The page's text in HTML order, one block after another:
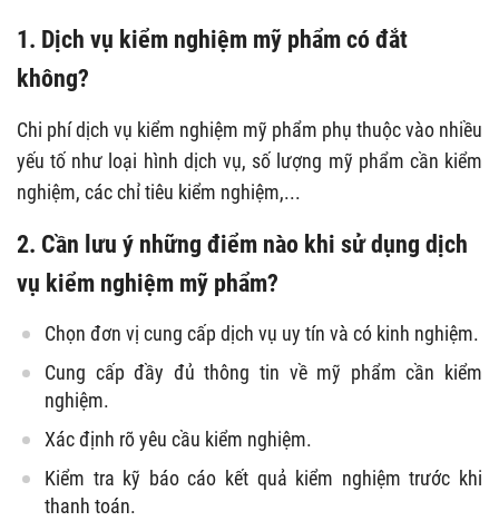
1. Dịch vụ kiểm nghiệm mỹ phẩm có đắt
không?
Chi phí dịch vụ kiểm nghiệm mỹ phẩm phụ thuộc vào nhiều
yếu tố như loại hình dịch vụ, số lượng mỹ phẩm cần kiểm
nghiệm, các chỉ tiêu kiểm nghiệm,...
2. Cần lưu ý những điểm nào khi sử dụng dịch
vụ kiểm nghiệm mỹ phẩm?
Chọn đơn vị cung cấp dịch vụ uy tín và có kinh nghiệm.
Cung cấp đầy đủ thông tin về mỹ phẩm cần kiểm
nghiệm.
Xác định rõ yêu cầu kiểm nghiệm.
Kiểm tra kỹ báo cáo kết quả kiểm nghiệm trước khi
thanh toán.